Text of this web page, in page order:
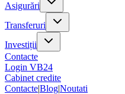
Asigurări
Transferuri
Investiții
Contacte
Login VB24
Cabinet credite
Contacte|Blog|Noutati